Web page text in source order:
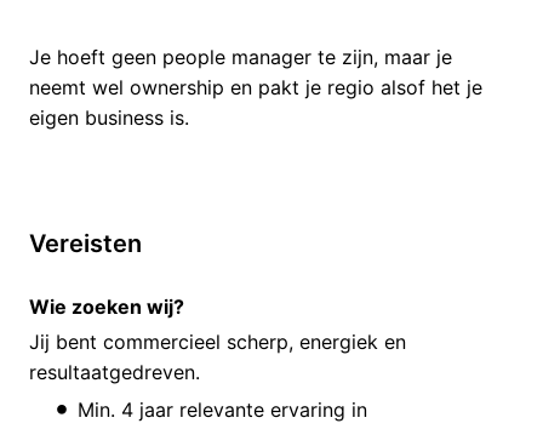
Je hoeft geen people manager te zijn, maar je
neemt wel ownership en pakt je regio alsof het je
eigen business is.
Vereisten
Wie zoeken wij?
Jij bent commercieel scherp, energiek en
resultaatgedreven.
Min. 4 jaar relevante ervaring in